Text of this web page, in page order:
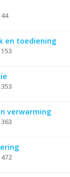
44
en toediening
153
353
verwarming
363
472